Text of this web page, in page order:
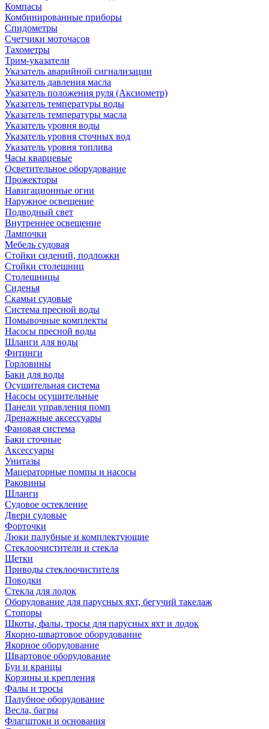
Компасы
Комбинированные приборы
Спидометры
Счетчики моточасов
Тахометры
Трим-указатели
Указатель аварийной сигнализации
Указатель давления масла
Указатель положения руля (Аксиометр)
Указатель температуры воды
Указатель температуры масла
Указатель уровня воды
Указатель уровня сточных вод
Указатель уровня топлива
Часы кварцевые
Осветительное оборудование
Прожекторы
Навигационные огни
Наружное освещение
Подводный свет
Внутреннее освещение
Лампочки
Мебель судовая
Стойки сидений, подложки
Стойки столешниц
Столешницы
Сиденья
Скамьи судовые
Система пресной воды
Помывочные комплекты
Насосы пресной воды
Шланги для воды
Фитинги
Горловины
Баки для воды
Осушительная система
Насосы осушительные
Панели управления помп
Дренажные аксессуары
Фановая система
Баки сточные
Аксессуары
Унитазы
Мацераторные помпы и насосы
Раковины
Шланги
Судовое остекление
Двери судовые
Форточки
Люки палубные и комплектующие
Стеклоочистители и стекла
Щетки
Приводы стеклоочистителя
Поводки
Стекла для лодок
Оборудование для парусных яхт, бегучий такелаж
Стопоры
Шкоты, фалы, тросы для парусных яхт и лодок
Якорно-швартовое оборудование
Якорное оборудование
Швартовое оборудование
Буи и кранцы
Корзины и крепления
Фалы и тросы
Палубное оборудование
Весла, багры
Флагштоки и основания